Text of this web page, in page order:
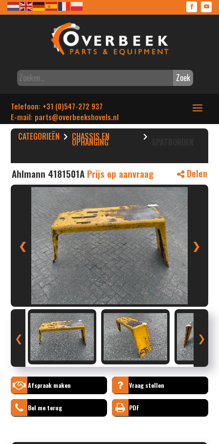
Zoek
Telefoon: +31 (0)547-272 937
E-mail: parts@overbeekshovels.nl
CATEGORIEËN CHASSIS EN
OPHANGING
Ahlmann 4181501A Prijs op aanvraag Delen
❮ ❯
❮ ❯
Afspraak maken Vraag stellen
Bel me terug PDF